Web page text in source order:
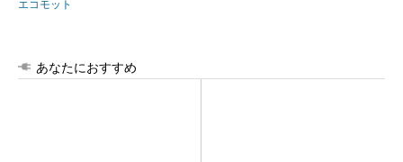
エコモット
あなたにおすすめ